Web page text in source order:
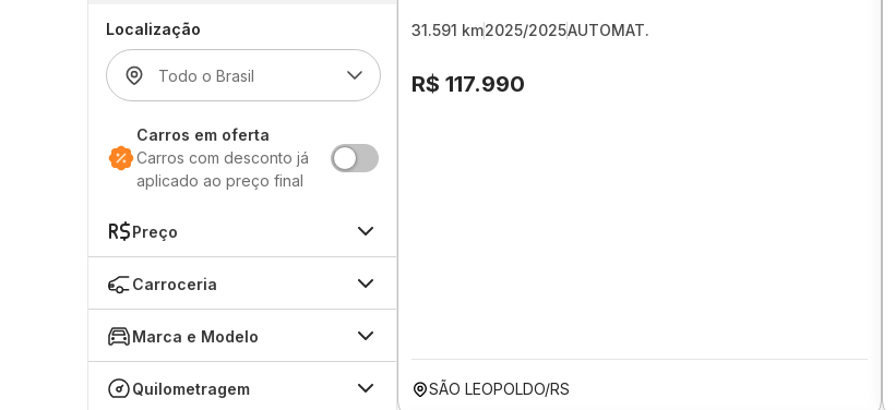
Localização
Carros em oferta
Carros com desconto já
aplicado ao preço final
Preço
Carroceria
Marca e Modelo
Quilometragem
31.591 km2025/2025AUTOMAT.
R$ 117.990
SÃO LEOPOLDO/RS